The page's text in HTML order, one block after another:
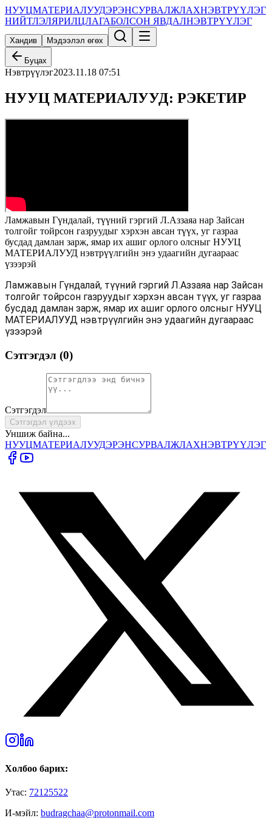
НУУЦМАТЕРИАЛУУДЭРЭНСУРВАЛЖЛАХНЭВТРҮҮЛЭГ
НИЙТЛЭЛЯРИЛЦЛАГАБОЛСОН ЯВДАЛНЭВТРҮҮЛЭГ
Хандив Мэдээлэл өгөх
Буцах
Нэвтрүүлэг2023.11.18 07:51
НУУЦ МАТЕРИАЛУУД: РЭКЕТИР
Ламжавын Гүндалай, түүний гэргий Л.Аззаяа нар Зайсан
толгойг тойрсон газруудыг хэрхэн авсан түүх, уг газраа
бусдад дамлан зарж, ямар их ашиг орлого олсныг НУУЦ
МАТЕРИАЛУУД нэвтрүүлгийн энэ удаагийн дугаараас
үзээрэй
Ламжавын Гүндалай, түүний гэргий Л.Аззаяа нар Зайсан
толгойг тойрсон газруудыг хэрхэн авсан түүх, уг газраа
бусдад дамлан зарж, ямар их ашиг орлого олсныг НУУЦ
МАТЕРИАЛУУД нэвтрүүлгийн энэ удаагийн дугаараас
үзээрэй
Сэтгэгдэл (0)
Сэтгэгдэл
Сэтгэгдэл үлдээх
Уншиж байна...
НУУЦМАТЕРИАЛУУДЭРЭНСУРВАЛЖЛАХНЭВТРҮҮЛЭГ
Холбоо барих:
Утас: 72125522
И-мэйл: budragchaa@protonmail.com